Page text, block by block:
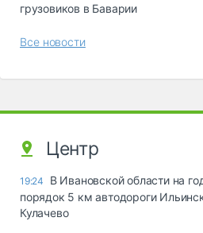
грузовиков в Баварии
Все новости
Центр
19:24
В Ивановской области на
порядок 5 км автодороги
Кулачево